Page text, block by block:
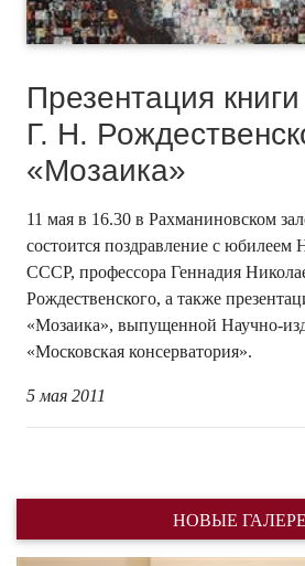
Презентация книги
Г. Н.
«Мозаика»
11 мая в 16.30 в Рахманиновском
состоится поздравление с юбилеем
СССР, профессора Геннадия
Рождественского, а также
«Мозаика», выпущенной Научно-
«Московская консерватория».
5 мая 2011
НОВЫЕ